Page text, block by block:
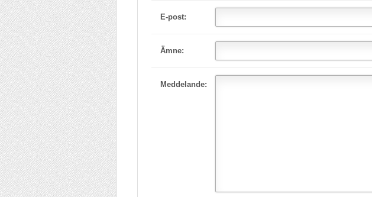
E-post:
Ämne:
Meddelande: